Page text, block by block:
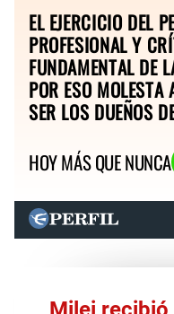
EL EJERCICIO DEL
PROFESIONAL Y
FUNDAMENTAL DE
POR ESO MOLESTA
SER LOS DUEÑOS
HOY MÁS QUE NUNCA